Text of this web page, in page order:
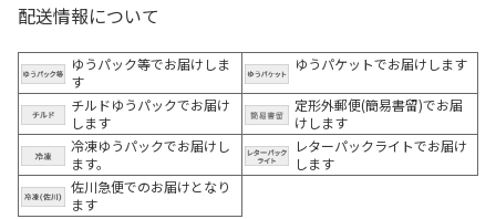
配送情報について
ゆうパック等でお届けしま
す
ゆうパケットでお届けします
チルドゆうパックでお届け
します
定形外郵便(簡易書留)でお届
けします
冷凍ゆうパックでお届けし
ます。
レターパックライトでお届け
します
佐川急便でのお届けとなり
ます